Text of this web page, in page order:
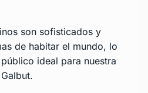
son sofisticados y
de habitar el mundo, lo
ideal para nuestra